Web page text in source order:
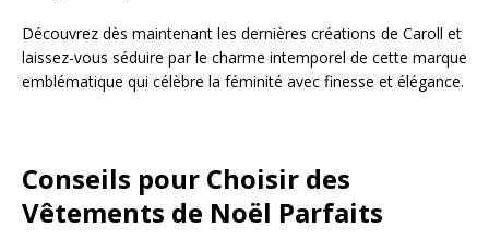
Découvrez dès maintenant les dernières créations de Caroll et
laissez-vous séduire par le charme intemporel de cette marque
emblématique qui célèbre la féminité avec finesse et élégance.
Conseils pour Choisir des
Vêtements de Noël Parfaits